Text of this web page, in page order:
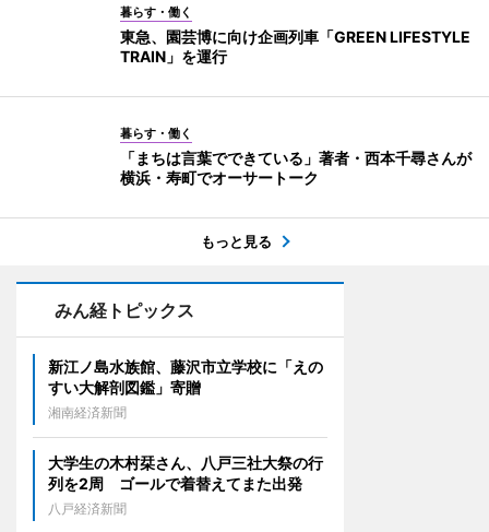
暮らす・働く
東急、園芸博に向け企画列車「GREEN LIFESTYLE
TRAIN」を運行
暮らす・働く
「まちは言葉でできている」著者・西本千尋さんが
横浜・寿町でオーサートーク
もっと見る
みん経トピックス
新江ノ島水族館、藤沢市立学校に「えの
すい大解剖図鑑」寄贈
湘南経済新聞
大学生の木村栞さん、八戸三社大祭の行
列を2周 ゴールで着替えてまた出発
八戸経済新聞